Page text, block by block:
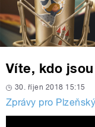
Víte, kdo
30. říjen 2018 15:15
Zprávy pro